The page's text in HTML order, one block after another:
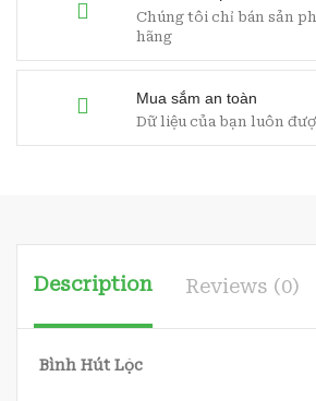
Chúng tôi chỉ bán sản
hãng
Mua sắm an toàn
Dữ liệu của bạn luôn
Description Reviews (0)
Bình Hút Lộc